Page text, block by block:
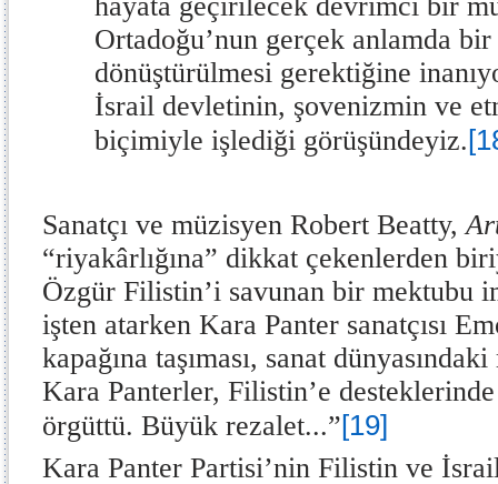
Ortadoğu’nun gerçek anlamda
dönüştürülmesi gerektiğine
İsrail devletinin, şovenizmin ve
biçimiyle işlediği görüşündeyiz.
Sanatçı ve müzisyen Robert Beatty,
“riyakârlığına” dikkat çekenlerden
Özgür Filistin’i savunan bir mektubu
işten atarken Kara Panter sanatçısı
kapağına taşıması, sanat
Kara Panterler, Filistin’e desteklerinde
örgüttü. Büyük rezalet...”[19]
Kara Panter Partisi’nin Filistin ve